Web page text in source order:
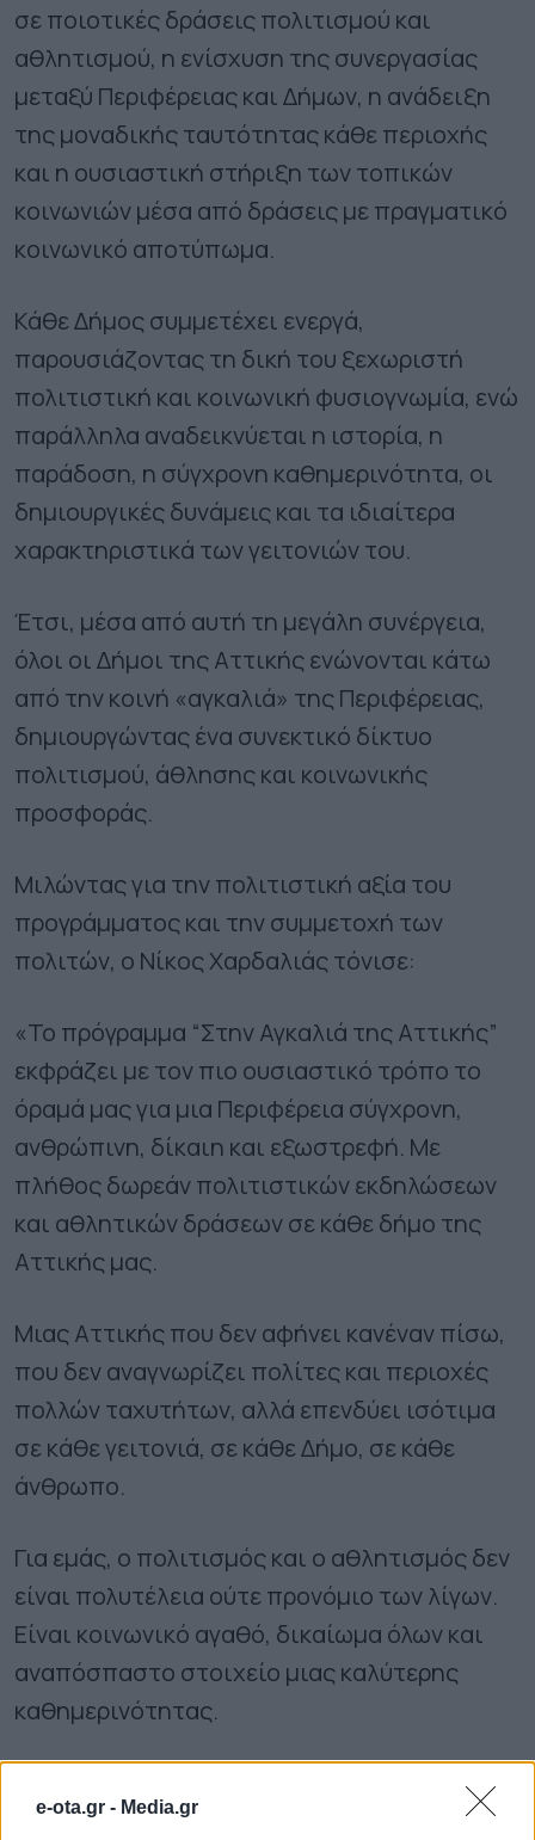
e-ota.gr - Media.gr
σε ποιοτικές δράσεις πολιτισμού και
αθλητισμού, η ενίσχυση της συνεργασίας
μεταξύ Περιφέρειας και Δήμων, η ανάδειξη
της μοναδικής ταυτότητας κάθε περιοχής
και η ουσιαστική στήριξη των τοπικών
κοινωνιών μέσα από δράσεις με πραγματικό
κοινωνικό αποτύπωμα.
Κάθε Δήμος συμμετέχει ενεργά,
παρουσιάζοντας τη δική του ξεχωριστή
πολιτιστική και κοινωνική φυσιογνωμία, ενώ
παράλληλα αναδεικνύεται η ιστορία, η
παράδοση, η σύγχρονη καθημερινότητα, οι
δημιουργικές δυνάμεις και τα ιδιαίτερα
χαρακτηριστικά των γειτονιών του.
Έτσι, μέσα από αυτή τη μεγάλη συνέργεια,
όλοι οι Δήμοι της Αττικής ενώνονται κάτω
από την κοινή «αγκαλιά» της Περιφέρειας,
δημιουργώντας ένα συνεκτικό δίκτυο
πολιτισμού, άθλησης και κοινωνικής
προσφοράς.
Μιλώντας για την πολιτιστική αξία του
προγράμματος και την συμμετοχή των
πολιτών, ο Νίκος Χαρδαλιάς τόνισε:
«Το πρόγραμμα “Στην Αγκαλιά της Αττικής”
εκφράζει με τον πιο ουσιαστικό τρόπο το
όραμά μας για μια Περιφέρεια σύγχρονη,
ανθρώπινη, δίκαιη και εξωστρεφή. Με
πλήθος δωρεάν πολιτιστικών εκδηλώσεων
και αθλητικών δράσεων σε κάθε δήμο της
Αττικής μας.
Μιας Αττικής που δεν αφήνει κανέναν πίσω,
που δεν αναγνωρίζει πολίτες και περιοχές
πολλών ταχυτήτων, αλλά επενδύει ισότιμα
σε κάθε γειτονιά, σε κάθε Δήμο, σε κάθε
άνθρωπο.
Για εμάς, ο πολιτισμός και ο αθλητισμός δεν
είναι πολυτέλεια ούτε προνόμιο των λίγων.
Είναι κοινωνικό αγαθό, δικαίωμα όλων και
αναπόσπαστο στοιχείο μιας καλύτερης
καθημερινότητας.
Μέσα από αυτή τη μεγάλη συνεργασία με
τους 66 Δήμους της Αττικής, δίνουμε δύναμη